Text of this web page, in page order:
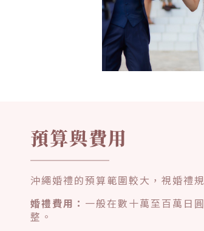
預算與費用
沖繩婚禮的預算範圍較大，視婚禮
婚禮費用： 一般在數十萬至百萬日
整。